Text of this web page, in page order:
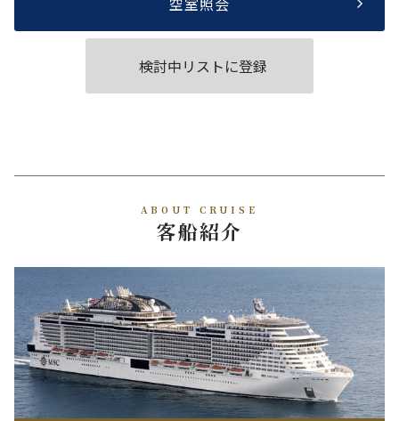
検討中リストに登録
ABOUT CRUISE
客船紹介